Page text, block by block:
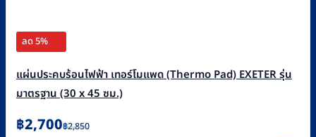
ลด 5%
แผ่นประคบร้อนไฟฟ้า เทอร์โมแพด (Thermo Pad) EXETER รุ่น
มาตรฐาน (30 x 45 ซม.)
฿2,850
Original
฿2,700
Current